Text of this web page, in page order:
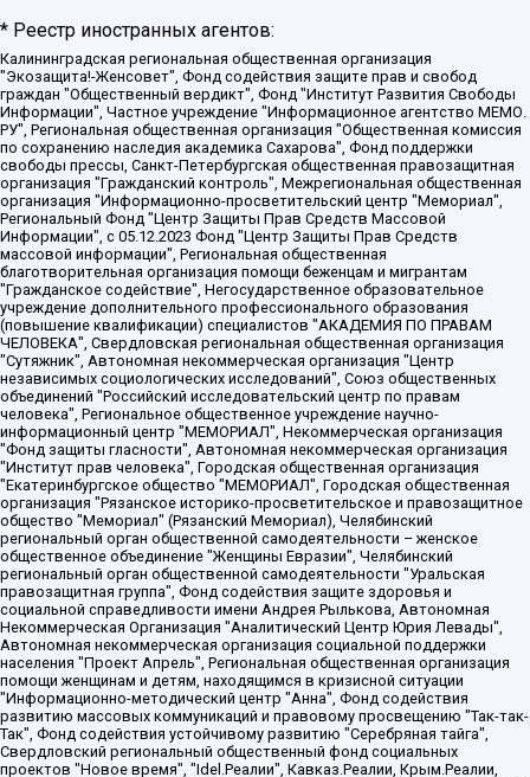
* Реестр иностранных агентов:
Калининградская региональная общественная организация "Экозащита!-Женсовет", Фонд содействия защите прав и свобод граждан "Общественный вердикт", Фонд "Институт Развития Свободы Информации", Частное учреждение "Информационное агентство МЕМО. РУ", Региональная общественная организация "Общественная комиссия по сохранению наследия академика Сахарова", Фонд поддержки свободы прессы, Санкт-Петербургская общественная правозащитная организация "Гражданский контроль", Межрегиональная общественная организация "Информационно-просветительский центр "Мемориал", Региональный Фонд "Центр Защиты Прав Средств Массовой Информации", с 05.12.2023 Фонд "Центр Защиты Прав Средств массовой информации", Региональная общественная благотворительная организация помощи беженцам и мигрантам "Гражданское содействие", Негосударственное образовательное учреждение дополнительного профессионального образования (повышение квалификации) специалистов "АКАДЕМИЯ ПО ПРАВАМ ЧЕЛОВЕКА", Свердловская региональная общественная организация "Сутяжник", Автономная некоммерческая организация "Центр независимых социологических исследований", Союз общественных объединений "Российский исследовательский центр по правам человека", Региональное общественное учреждение научно-информационный центр "МЕМОРИАЛ", Некоммерческая организация "Фонд защиты гласности", Автономная некоммерческая организация "Институт прав человека", Городская общественная организация "Екатеринбургское общество "МЕМОРИАЛ", Городская общественная организация "Рязанское историко-просветительское и правозащитное общество "Мемориал" (Рязанский Мемориал), Челябинский региональный орган общественной самодеятельности – женское общественное объединение "Женщины Евразии", Челябинский региональный орган общественной самодеятельности "Уральская правозащитная группа", Фонд содействия защите здоровья и социальной справедливости имени Андрея Рылькова, Автономная Некоммерческая Организация "Аналитический Центр Юрия Левады", Автономная некоммерческая организация социальной поддержки населения "Проект Апрель", Региональная общественная организация помощи женщинам и детям, находящимся в кризисной ситуации "Информационно-методический центр "Анна", Фонд содействия развитию массовых коммуникаций и правовому просвещению "Так-так-Так", Фонд содействия устойчивому развитию "Серебряная тайга", Свердловский региональный общественный фонд социальных проектов "Новое время", "Idel.Реалии", Кавказ.Реалии, Крым.Реалии, Телеканал Настоящее Время, Татаро-башкирская служба Радио Свобода (Azatliq Radiosi), Радио Свободная Европа/Радио Свобода (PCE/PC), "Сибирь.Реалии", "Фактограф", Благотворительный фонд помощи осужденным и их семьям, Автономная некоммерческая организация "Институт глобализации и социальных движений", Фонд "В защиту прав заключенных", Частное учреждение "Центр поддержки и содействия развитию средств массовой информации", Пензенский региональный общественный благотворительный фонд "Гражданский союз", "Север.Реалии", Некоммерческая организация Фонд "Правовая инициатива", Общество с ограниченной ответственностью "Радио Свободная Европа/Радио Свобода", Чешское информационное агентство "MEDIUM-ORIENT", Красноярская региональная общественная организация "Мы против СПИДа", Камалягин Денис Николаевич, Маркелов Сергей Евгеньевич, Пономарев Лев Александрович, Савицкая Людмила Алексеевна, Автономная некоммерческая организация "Центр по работе с проблемой насилия "НАСИЛИЮ.НЕТ", Межрегиональный профессиональный союз работников здравоохранения "Альянс врачей", Юридическое лицо, зарегистрированное в Латвийской Республике, SIA "Medusa Project" (регистрационный номер 40103797863, дата регистрации 10.06.2014), Некоммерческая организация "Фонд по борьбе с коррупцией", Автономная некоммерческая организация "Институт права и публичной политики", Баданин Роман Сергеевич, Гликин Максим Александрович, Железнова Мария Михайловна, Лукьянова Юлия Сергеевна, Маетная Елизавета Витальевна, Маняхин Петр Борисович, Чуракова Ольга Владимировна, Ярош Юлия Петровна, Юридическое лицо "The Insider SIA", зарегистрированное в Риге, Латвийская Республика (дата регистрации 26.06.2015), являющееся администратором доменного имени интернет-издания "The Insider SIA", https://theins.ru, Постернак Алексей Евгеньевич, Рубин Михаил Аркадьевич, Анин Роман Александрович, Юридическое лицо Istories fonds, зарегистрированное в Латвийской Республике (регистрационный номер 50008295751, дата регистрации 24.02.2020), Великовский Дмитрий Александрович, Долинина Ирина Николаевна, Мароховская Алеся Алексеевна, Шлейнов Роман Юрьевич, Шмагун Олеся Валентиновна, Общество с ограниченной ответственностью "Альтаир 2021", Общество с ограниченной ответственностью "Вега 2021", Общество с ограниченной ответственностью "Главный редактор 2021", Общество с ограниченной ответственностью "Ромашки монолит", Важенков Артем Валерьевич, Ивановская областная общественная организация "Центр гендерных исследований", Гурман Юрий Альбертович, Медиапроект "ОВД-Инфо", Егоров Владимир Владимирович, Жилинский Владимир Александрович, Общество с ограниченной ответственностью "ЗП", Иванова София Юрьевна, Карезина Инна Павловна, Кильтау Екатерина Викторовна, Петров Алексей Викторович, Пискунов Сергей Евгеньевич, Смирнов Сергей Сергеевич, Тихонов Михаил Сергеевич, Общество с ограниченной ответственностью "ЖУРНАЛИСТ-ИНОСТРАННЫЙ АГЕНТ", Арапова Галина Юрьевна, Вольтская Татьяна Анатольевна, Американская компания "Mason G.E.S. Anonymous Foundation" (США), являющаяся владельцем интернет-издания https://mnews.world/, Компания "Stichting Bellingcat", зарегистрированная в Нидерландах (дата регистрации 11.07.2018), Захаров Андрей Вячеславович, Клепиковская Екатерина Дмитриевна, Общество с ограниченной ответственностью "МЕМО", Перл Роман Александрович, Симонов Евгений Алексеевич, Соловьева Елена Анатольевна, Сотников Даниил Владимирович, Сурначева Елизавета Дмитриевна, Автономная некоммерческая организация по защите прав человека и информированию населения "Якутия – Наше Мнение", Общество с ограниченной ответственностью "Москоу диджитал медиа", с 26.01.2023 Общество с ограниченной ответственностью "Чайка Белые сады", Ветошкина Валерия Валерьевна, Заговора Максим Александрович, Межрегиональное общественное движение "Российская ЛГБТ - сеть", Оленичев Максим Владимирович, Павлов Иван Юрьевич, Скворцова Елена Сергеевна, Общество с ограниченной ответственностью "Как бы инагент", Кочетков Игорь Викторович, Общество с ограниченной ответственностью "Честные выборы", Еланчик Олег Александрович, Общество с ограниченной ответственностью "Нобелевский призыв", Гималова Регина Эмилевна, Григорьев Андрей Валерьевич, Григорьева Алина Александровна, Ассоциация по содействию защите прав призывников, альтернативнослужащих и военнослужащих "Правозащитная группа "Гражданин.Армия.Право", Хисамова Регина Фаритовна, Автономная некоммерческая организация по реализации социально-правовых программ "Лилит", Дальневосточное общественное движение "Маяк", Санкт-Петербургская ЛГБТ-инициативная группа "Выход", Инициативная группа ЛГБТ+ "Реверс", Алексеев Андрей Викторович, Бекбулатова Таисия Львовна, Беляев Иван Михайлович, Владыкина Елена Сергеевна, Гельман Марат Александрович, Никульшина Вероника Юрьевна, Толоконникова Надежда Андреевна, Шендерович Виктор Анатольевич, Общество с ограниченной ответственностью "Данное сообщение", Общество с ограниченной ответственностью Издательский дом "Новая глава", Айнбиндер Александра Александровна, Московский комьюнити-центр для ЛГБТ+инициатив, Благотворительный фонд развития филантропии, Deutsche Welle (Германия, Kurt-Schumacher-Strasse 3, 53113 Bonn), Борзунова Мария Михайловна, Воробьев Виктор Викторович, Голубева Анна Львовна, Константинова Алла Михайловна, Малкова Ирина Владимировна, Мурадов Мурад Абдулгалимович, Осетинская Елизавета Николаевна, Понасенков Евгений Николаевич, Ганапольский Матвей Юрьевич, Киселев Евгений Алексеевич, Борухович Ирина Григорьевна, Дремин Иван Тимофеевич, Дубровский Дмитрий Викторович, Красноярская региональная общественная организация поддержки и развития альтернативных образовательных технологий и межкультурных коммуникаций "ИНТЕРРА", Маяковская Екатерина Алексеевна, Фейгин Марк Захарович, Филимонов Андрей Викторович, Дзугкоева Регина Николаевна, Доброхотов Роман Александрович, Дудь Юрий Александрович, Елкин Сергей Владимирович, Кругликов Кирилл Игоревич, Сабунаева Мария Леонидовна, Семенов Алексей Владимирович, Шаинян Карен Багратович, Шульман Екатерина Михайловна, Асафьев Артур Валерьевич, Вахштайн Виктор Семенович, Венедиктов Алексей Алексеевич, Лушникова Екатерина Евгеньевна, Волков Леонид Михайлович, Невзоров Александр Глебович, Пархоменко Сергей Борисович, Сироткин Ярослав Николаевич, Кара-Мурза Владимир Владимирович, Баранова Наталья Владимировна, Гозман Леонид Яковлевич, Кагарлицкий Борис Юльевич, Климарев Михаил Валерьевич, Милов Владимир Станиславович, Автономная некоммерческая организация Краснодарский центр современного искусства "Типография", Моргенштерн Алишер Тагирович, Соболь Любовь Эдуардовна, Общество с ограниченной ответственностью "ЛИЗА НОРМ", Каспаров Гарри Кимович, Ходорковский Михаил Борисович, Общество с ограниченной ответственностью "Апрельские тезисы", Данилович Ирина Брониславовна, Кашин Олег Владимирович, Петров Николай Владимирович, Пивоваров Алексей Владимирович, Соколов Михаил Владимирович, Цветкова Юлия Владимировна, Чичваркин Евгений Александрович, Комитет против пыток/Команда против пыток, Общество с ограниченной ответственностью "Первый научный", Общество с ограниченной ответственностью "Вертолет и ко", Белоцерковская Вероника Борисовна, Кац Максим Евгеньевич, Лазарева Татьяна Юрьевна, Шаведдинов Руслан Табризович, Яшин Илья Валерьевич, Общество с ограниченной ответственностью "Иноагент ААВ", Алешковский Дмитрий Петрович, Альбац Евгения Марковна, Быков Дмитрий Львович, Галямина Юлия Евгеньевна, Лойко Сергей Леонидович, Мартынов Кирилл Константинович, Медведев Сергей Александрович, Крашенинников Федор Геннадиевич, Гордеева Катерина Вл